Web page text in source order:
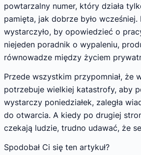
powtarzalny numer, który działa
pamięta, jak dobrze było wcześniej.
wystarczyło, by opowiedzieć o
niejeden poradnik o wypaleniu,
równowadze między życiem
Przede wszystkim przypomniał, że
potrzebuje wielkiej katastrofy, aby
wystarczy poniedziałek, zaległa
do otwarcia. A kiedy po drugiej
czekają ludzie, trudno udawać, że
Spodobał Ci się ten artykuł?